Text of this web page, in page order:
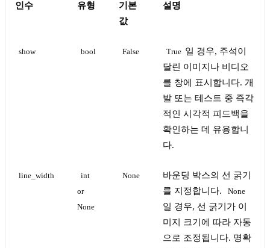
인수 유형
기본
값
설명
show bool False True 일 경우, 주석이
달린 이미지나 비디오
를 창에 표시합니다. 개
발 또는 테스트 중 즉각
적인 시각적 피드백을
확인하는 데 유용합니
다.
line_width
int
or
None
None
바운딩 박스의 선 굵기
를 지정합니다.
None
일 경우, 선 굵기가 이
미지 크기에 따라 자동
으로 조정됩니다. 명확